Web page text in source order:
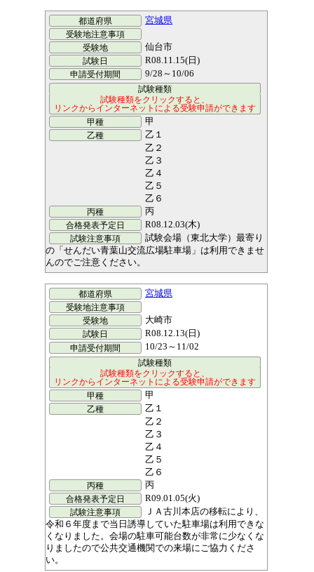
宮城県
仙台市
R08.11.15(日)
9/28～10/06
甲
乙１
乙２
乙３
乙４
乙５
乙６
丙
R08.12.03(木)
試験会場（東北大学）最寄り
の「せんだい青葉山交流広場駐車場」は利用できませ
んのでご注意ください。
宮城県
大崎市
R08.12.13(日)
10/23～11/02
甲
乙１
乙２
乙３
乙４
乙５
乙６
丙
R09.01.05(火)
ＪＡ古川本店の移転により、
令和６年度まで当日誘導していた駐車場は利用できな
くなりました。会場の駐車可能台数が非常に少なくな
りましたので公共交通機関での来場にご協力くださ
い。